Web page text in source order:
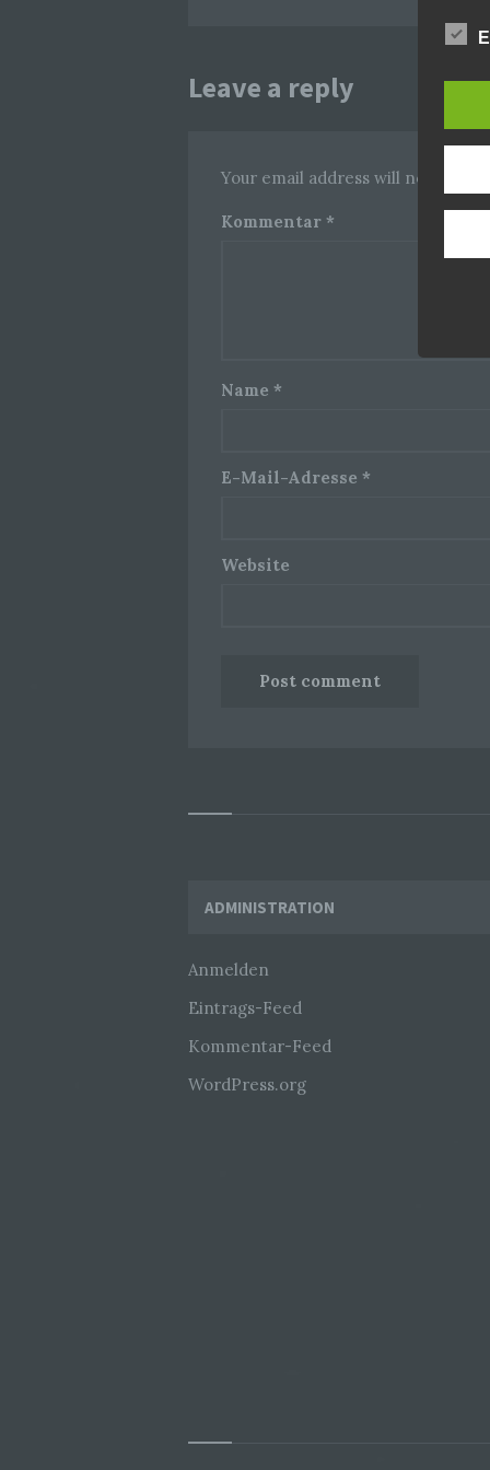
Leave a reply
Your email address will not be
Kommentar *
Name *
E-Mail-Adresse *
Website
Widgets
ADMINISTRATION
Anmelden
Eintrags-Feed
Kommentar-Feed
WordPress.org